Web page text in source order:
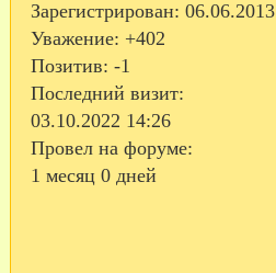
Зарегистрирован: 06.06.2013
Уважение: +402
Позитив: -1
Последний визит:
03.10.2022 14:26
Провел на форуме:
1 месяц 0 дней